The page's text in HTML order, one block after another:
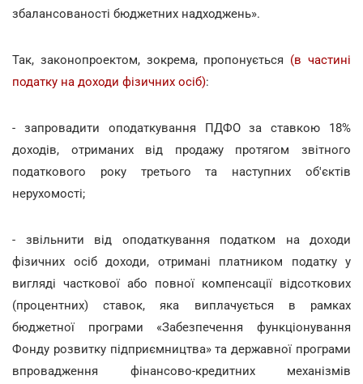
збалансованості бюджетних надходжень».
Так, законопроектом, зокрема, пропонується (в частині
податку на доходи фізичних осіб):
- запровадити оподаткування ПДФО за ставкою 18%
доходів, отриманих від продажу протягом звітного
податкового року третього та наступних об'єктів
нерухомості;
- звільнити від оподаткування податком на доходи
фізичних осіб доходи, отримані платником податку у
вигляді часткової або повної компенсації відсоткових
(процентних) ставок, яка виплачується в рамках
бюджетної програми «Забезпечення функціонування
Фонду розвитку підприємництва» та державної програми
впровадження фінансово-кредитних механізмів